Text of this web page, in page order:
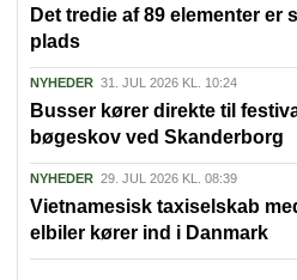
Det tredie af 89 elementer er
plads
NYHEDER 31. JUL 2026 KL. 10:24
Busser kører direkte til
bøgeskov ved Skanderborg
NYHEDER 29. JUL 2026 KL. 08:39
Vietnamesisk taxiselskab
elbiler kører ind i Danmark